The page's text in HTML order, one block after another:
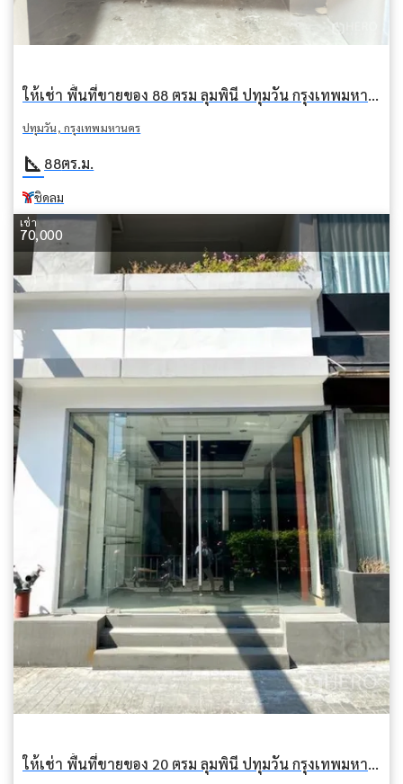
ให้เช่า พื้นที่ขายของ 88 ตรม ลุมพินี ปทุมวัน กรุงเทพมหานคร BTS ชิดลม
ปทุมวัน, กรุงเทพมหานคร
square_foot 88ตร.ม.
ชิดลม
เช่า
70,000
ให้เช่า พื้นที่ขายของ 20 ตรม ลุมพินี ปทุมวัน กรุงเทพมหานคร BTS เพลินจิต